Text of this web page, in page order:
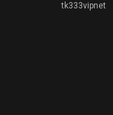
tk333vipnet